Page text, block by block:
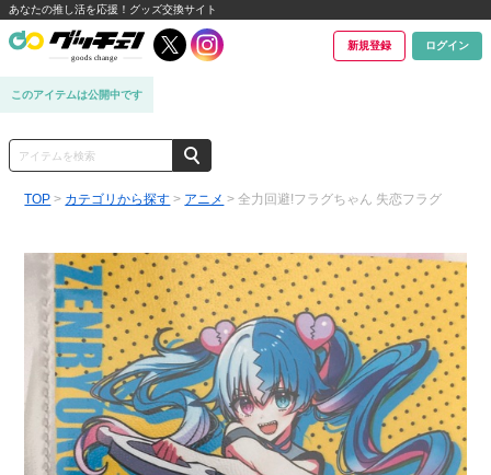
あなたの推し活を応援！グッズ交換サイト
新規登録 ログイン
このアイテムは公開中です
TOP > カテゴリから探す > アニメ > 全力回避!フラグちゃん 失恋フラグ